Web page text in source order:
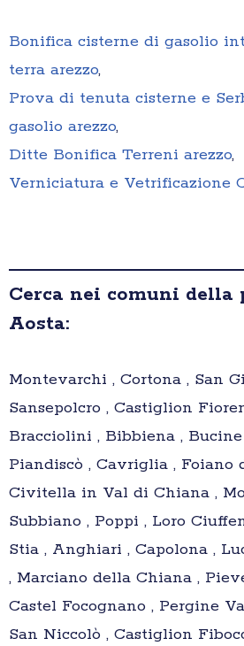
Bonifica cisterne di gasolio
terra arezzo,
Prova di tenuta cisterne e
gasolio arezzo,
Ditte Bonifica Terreni arezzo,
Verniciatura e Vetrificazione
Cerca nei comuni
Aosta:
Montevarchi , Cortona , San
Sansepolcro , Castiglion
Bracciolini , Bibbiena ,
Piandiscò , Cavriglia , Foiano
Civitella in Val di Chiana ,
Subbiano , Poppi , Loro
Stia , Anghiari , Capolona ,
, Marciano della Chiana ,
Castel Focognano , Pergine
San Niccolò , Castiglion